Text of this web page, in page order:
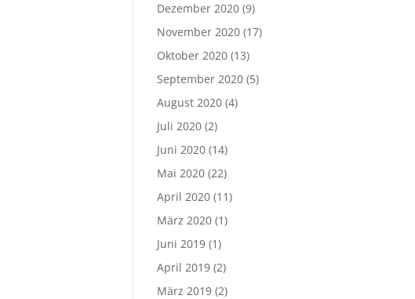
Dezember 2020 (9)
November 2020 (17)
Oktober 2020 (13)
September 2020 (5)
August 2020 (4)
Juli 2020 (2)
Juni 2020 (14)
Mai 2020 (22)
April 2020 (11)
März 2020 (1)
Juni 2019 (1)
April 2019 (2)
März 2019 (2)